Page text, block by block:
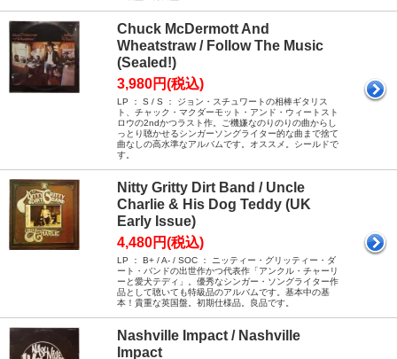
Chuck McDermott And
Wheatstraw / Follow The Music
(Sealed!)
3,980円(税込)
LP ： S / S ： ジョン・スチュワートの相棒ギタリス
ト、チャック・マクダーモット・アンド・ウィートスト
ロウの2ndかつラスト作。ご機嫌なのりのりの曲からし
っとり聴かせるシンガーソングライター的な曲まで捨て
曲なしの高水準なアルバムです。オススメ。シールドで
す。
Nitty Gritty Dirt Band / Uncle
Charlie & His Dog Teddy (UK
Early Issue)
4,480円(税込)
LP ： B+ / A- / SOC ： ニッティー・グリッティー・ダ
ート・バンドの出世作かつ代表作「アンクル・チャーリ
ーと愛犬テディ」。優秀なシンガー・ソングライター作
品として聴いても特級品のアルバムです。基本中の基
本！貴重な英国盤。初期仕様品。良品です。
Nashville Impact / Nashville
Impact